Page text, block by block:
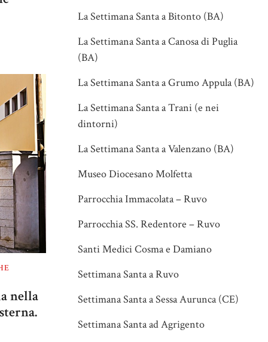
nella
La Settimana Santa a Bitonto (BA)
La Settimana Santa a Canosa di Puglia
(BA)
La Settimana Santa a Grumo Appula (BA)
La Settimana Santa a Trani (e nei
dintorni)
La Settimana Santa a Valenzano (BA)
Museo Diocesano Molfetta
Parrocchia Immacolata – Ruvo
Parrocchia SS. Redentore – Ruvo
Santi Medici Cosma e Damiano
Settimana Santa a Ruvo
Settimana Santa a Sessa Aurunca (CE)
Settimana Santa ad Agrigento